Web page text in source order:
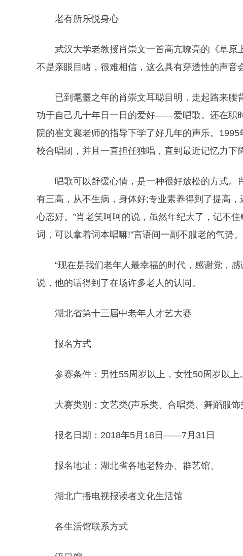
老有所乐悦身心
武汉大学老教授肖崇文一首高亢嘹亮的《草原
不是亲眼目睹，很难相信，这么具有穿透性的声音
已到耄耋之年的肖崇文耳聪目明，走起路来腰
功于自己几十年日一日的爱好——爱唱歌。还在职
院的崔文襄老师的指导下学了好几年的声乐。
校合唱团，并且一直担任独唱，直到最近记忆力下
唱歌可以舒缓心情，是一种很好放松的方式。
有三高，从不生病，身体好;专业素养得到了提高
心态好。”肖老笑呵呵的说，虽然年纪大了，记不
词，可以拿着词本唱嘛!”言语间一副不服老的气势。
“现在是我们老年人最幸福的时代，感谢党，感
说，他的话得到了在场许多老人的认同。
湖北省第十三届中老年人才艺大赛
报名方式
参赛条件：男性55周岁以上，女性50周岁以上。
大赛类别：文艺类(声乐类、合唱类、舞蹈服饰
报名日期：2018年5月18日——7月31日
报名地址：湖北省各地老龄办、群艺馆、
湖北广播电视报读者文化生活馆
各生活馆联系方式